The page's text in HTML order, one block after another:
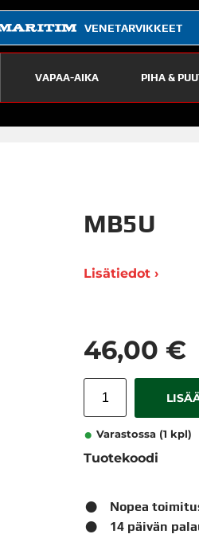
VENETARVIKKEET
VAPAA-AIKA PIHA &
MB5U
Lisätiedot ›
46,00 €
Varastossa (1 kpl)
Tuotekoodi
Nopea
14 päivän